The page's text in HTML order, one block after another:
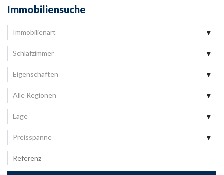
Immobiliensuche
Immobilienart
Schlafzimmer
Eigenschaften
Alle Regionen
Lage
Preisspanne